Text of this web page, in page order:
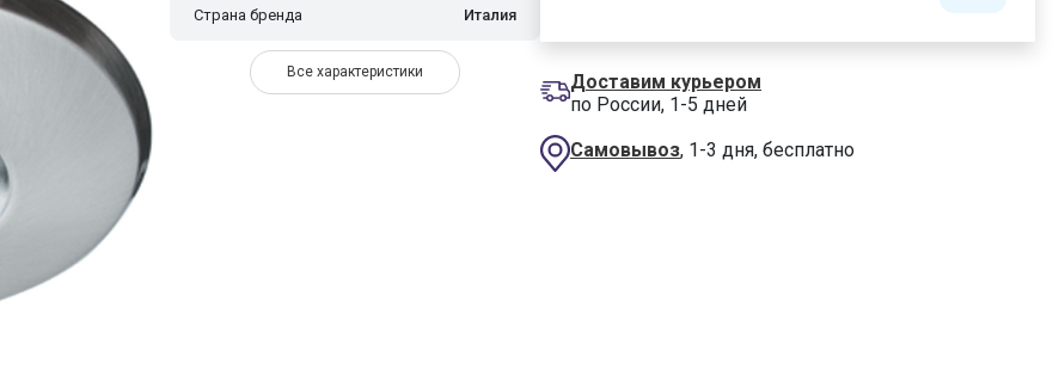
Страна бренда
Италия
Все характеристики
Доставим курьером
по России, 1-5 дней
Самовывоз, 1-3 дня, бесплатно